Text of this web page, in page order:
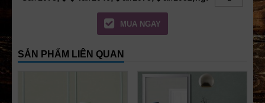
MUA NGAY
SẢN PHẨM LIÊN QUAN